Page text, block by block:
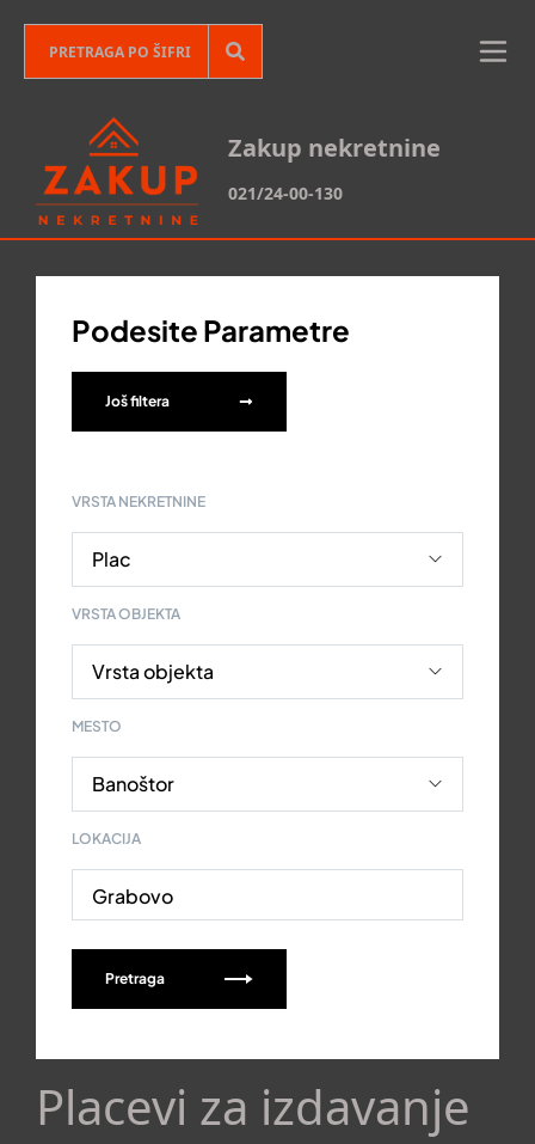
Zakup nekretnine
021/24-00-130
Podesite Parametre
Još filtera
VRSTA NEKRETNINE
VRSTA OBJEKTA
MESTO
LOKACIJA
Grabovo
Pretraga
Placevi za izdavanje